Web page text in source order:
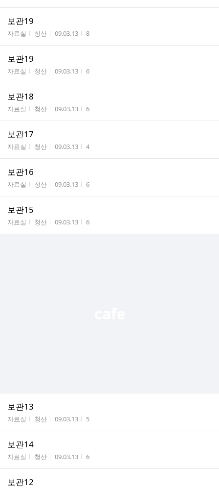
보관19
게시판명
자료실 작성자
청산 작성시간
09.03.13 조회수
8
보관19
게시판명
자료실 작성자
청산 작성시간
09.03.13 조회수
6
보관18
게시판명
자료실 작성자
청산 작성시간
09.03.13 조회수
6
보관17
게시판명
자료실 작성자
청산 작성시간
09.03.13 조회수
4
보관16
게시판명
자료실 작성자
청산 작성시간
09.03.13 조회수
6
보관15
게시판명
자료실 작성자
청산 작성시간
09.03.13 조회수
6
보관13
게시판명
자료실 작성자
청산 작성시간
09.03.13 조회수
5
보관14
게시판명
자료실 작성자
청산 작성시간
09.03.13 조회수
6
보관12